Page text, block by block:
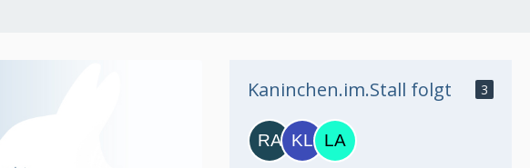
Kaninchen.im.Stall folgt 3